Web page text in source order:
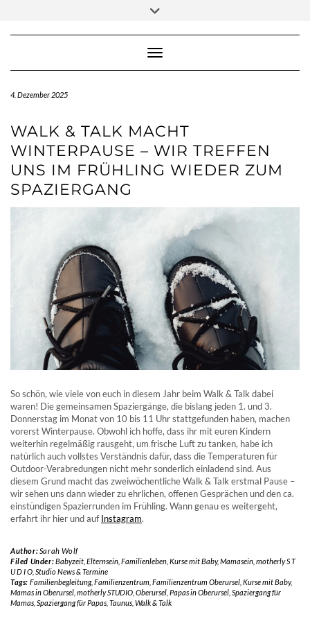
Toggle Navigation
4. Dezember 2025
WALK & TALK MACHT
WINTERPAUSE – WIR TREFFEN
UNS IM FRÜHLING WIEDER ZUM
SPAZIERGANG
So schön, wie viele von euch in diesem Jahr beim Walk & Talk dabei
waren! Die gemeinsamen Spaziergänge, die bislang jeden 1. und 3.
Donnerstag im Monat von 10 bis 11 Uhr stattgefunden haben, machen
vorerst Winterpause. Obwohl ich hoffe, dass ihr mit euren Kindern
weiterhin regelmäßig rausgeht, um frische Luft zu tanken, habe ich
natürlich auch vollstes Verständnis dafür, dass die Temperaturen für
Outdoor-Verabredungen nicht mehr sonderlich einladend sind. Aus
diesem Grund macht das zweiwöchentliche Walk & Talk erstmal Pause –
wir sehen uns dann wieder zu ehrlichen, offenen Gesprächen und den ca.
einstündigen Spazierrunden im Frühling. Wann genau es weitergeht,
erfahrt ihr hier und aufInstagram.
Author:Sarah Wolf
Filed Under:Babyzeit, Elternsein, Familienleben, Kurse mit Baby,Mamasein, motherly S T
U D I O Studio News & Termine
Tags: Familienbegleitung, Familienzentrum Familienzentrum Oberursel, Kurse mit Baby,
Mamas in Oberursel motherly STUDIO Oberursel Papas in Oberursel Spaziergang für
Mamas Spaziergang für Papas Taunus Walk & Talk